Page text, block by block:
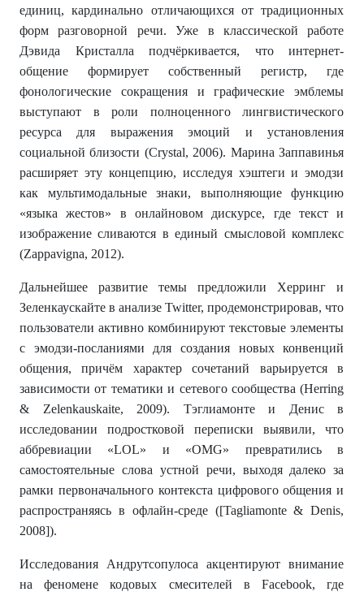
единиц, кардинально отличающихся от традиционных
форм разговорной речи. Уже в классической работе
Дэвида Кристалла подчёркивается, что интернет-
общение формирует собственный регистр, где
фонологические сокращения и графические эмблемы
выступают в роли полноценного лингвистического
ресурса для выражения эмоций и установления
социальной близости (Crystal, 2006). Марина Заппавинья
расширяет эту концепцию, исследуя хэштеги и эмодзи
как мультимодальные знаки, выполняющие функцию
«языка жестов» в онлайновом дискурсе, где текст и
изображение сливаются в единый смысловой комплекс
(Zappavigna, 2012).
Дальнейшее развитие темы предложили Херринг и
Зеленкаускайте в анализе Twitter, продемонстрировав, что
пользователи активно комбинируют текстовые элементы
с эмодзи-посланиями для создания новых конвенций
общения, причём характер сочетаний варьируется в
зависимости от тематики и сетевого сообщества (Herring
& Zelenkauskaite, 2009). Тэглиамонте и Денис в
исследовании подростковой переписки выявили, что
аббревиации «LOL» и «OMG» превратились в
самостоятельные слова устной речи, выходя далеко за
рамки первоначального контекста цифрового общения и
распространяясь в офлайн-среде ([Tagliamonte & Denis,
2008]).
Исследования Андрутсопулоса акцентируют внимание
на феномене кодовых смесителей в Facebook, где